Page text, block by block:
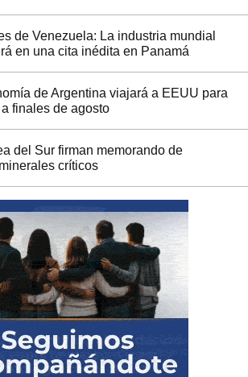
de Venezuela: La industria mundial
en una cita inédita en Panamá
de Argentina viajará a EEUU para
finales de agosto
del Sur firman memorando de
críticos